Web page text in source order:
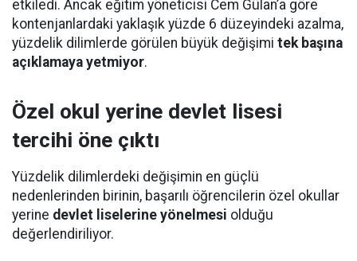
etkiledi. Ancak eğitim yöneticisi Cem Gülan’a göre
kontenjanlardaki yaklaşık yüzde 6 düzeyindeki azalma,
yüzdelik dilimlerde görülen büyük değişimi tek başına
açıklamaya yetmiyor.
Özel okul yerine devlet lisesi
tercihi öne çıktı
Yüzdelik dilimlerdeki değişimin en güçlü
nedenlerinden birinin, başarılı öğrencilerin özel okullar
yerine devlet liselerine yönelmesi olduğu
değerlendiriliyor.